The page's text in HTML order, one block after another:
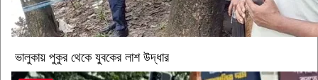
ভালুকায় পুকুর থেকে যুবকের লাশ উদ্ধার